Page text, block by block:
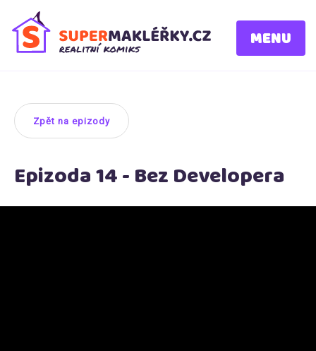
MENU
Zpět na epizody
Epizoda 14 - Bez Developera